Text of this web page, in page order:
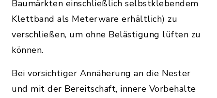
Baumärkten einschließlich selbstklebendem
Klettband als Meterware erhältlich) zu
verschließen, um ohne Belästigung lüften zu
können.
Bei vorsichtiger Annäherung an die Nester
und mit der Bereitschaft, innere Vorbehalte